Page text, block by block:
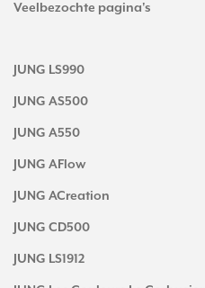
Veelbezochte pagina's
JUNG LS990
JUNG AS500
JUNG A550
JUNG AFlow
JUNG ACreation
JUNG CD500
JUNG LS1912